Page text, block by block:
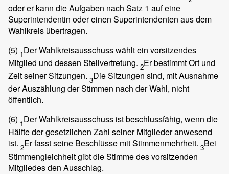
oder er kann die Aufgaben nach Satz 1 auf eine
Superintendentin oder einen Superintendenten aus dem
Wahlkreis übertragen.
(5) 1Der Wahlkreisausschuss wählt ein vorsitzendes
Mitglied und dessen Stellvertretung. 2Er bestimmt Ort und
Zeit seiner Sitzungen. 3Die Sitzungen sind, mit Ausnahme
der Auszählung der Stimmen nach der Wahl, nicht
öffentlich.
(6) 1Der Wahlkreisausschuss ist beschlussfähig, wenn die
Hälfte der gesetzlichen Zahl seiner Mitglieder anwesend
ist. 2Er fasst seine Beschlüsse mit Stimmenmehrheit. 3Bei
Stimmengleichheit gibt die Stimme des vorsitzenden
Mitgliedes den Ausschlag.